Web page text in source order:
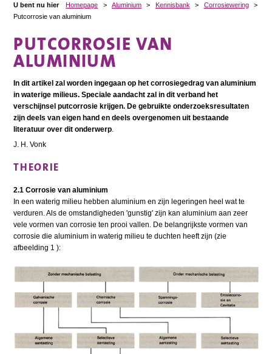
U bent nu hier Homepage > Aluminium > Kennisbank > Corrosiewering
>
Putcorrosie van aluminium
PUTCORROSIE VAN
ALUMINIUM
In dit artikel zal worden ingegaan op het corrosiegedrag van aluminium
in waterige milieus. Speciale aandacht zal in dit verband het
verschijnsel putcorrosie krijgen. De gebruikte onderzoeksresultaten
zijn deels van eigen hand en deels overgenomen uit bestaande
literatuur over dit onderwerp.
J. H. Vonk
THEORIE
2.1 Corrosie van aluminium
In een waterig milieu hebben aluminium en zijn legeringen heel wat te
verduren. Als de omstandigheden 'gunstig' zijn kan aluminium aan zeer
vele vormen van corrosie ten prooi vallen. De belangrijkste vormen van
corrosie die aluminium in waterig milieu te duchten heeft zijn (zie
afbeelding 1 ):